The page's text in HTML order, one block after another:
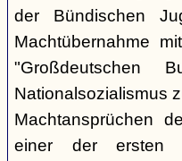
der Bündischen
Machtübernahme
Nationalsozialismus
Machtansprüchen
einer der ersten